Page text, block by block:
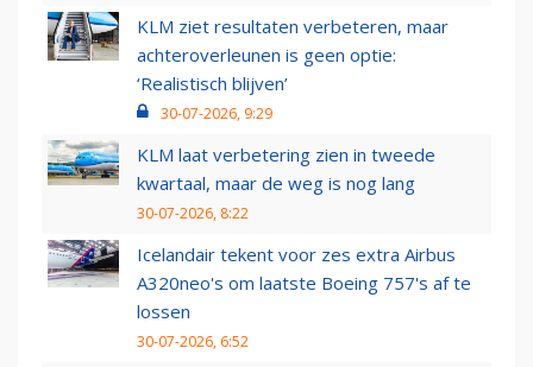
KLM ziet resultaten verbeteren, maar
achteroverleunen is geen optie:
‘Realistisch blijven’
30-07-2026, 9:29
KLM laat verbetering zien in tweede
kwartaal, maar de weg is nog lang
30-07-2026, 8:22
Icelandair tekent voor zes extra Airbus
A320neo's om laatste Boeing 757's af te
lossen
30-07-2026, 6:52